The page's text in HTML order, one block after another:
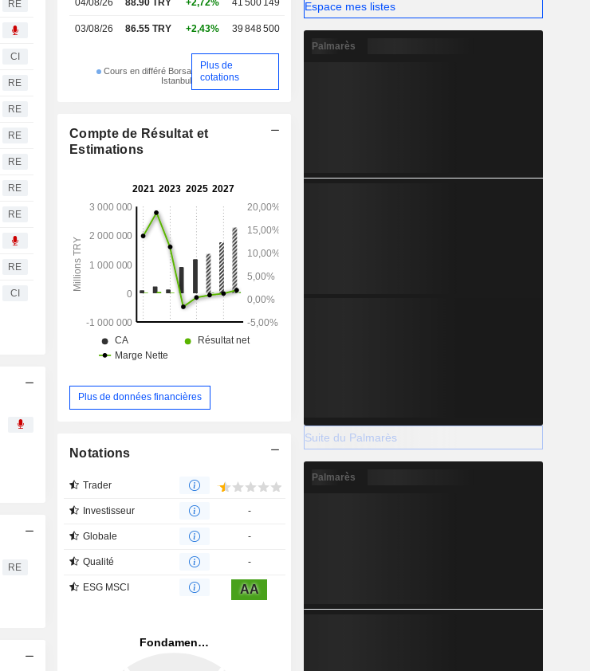
RE
CI
RE
RE
RE
RE
RE
RE
RE
CI
RE
04/08/26 88.90 TRY +2,72% 41 500 149
03/08/26 86.55 TRY +2,43% 39 848 500
Cours en différé Borsa
Istanbul
Plus de
cotations
Compte de Résultat et
Estimations
Plus de données financières
Notations
Trader
Investisseur -
Globale -
Qualité -
ESG MSCI AA
Espace mes listes
Palmarès
Suite du Palmarès
Palmarès